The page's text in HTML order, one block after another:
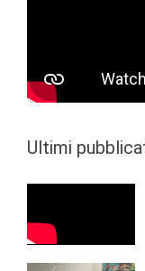
Ultimi